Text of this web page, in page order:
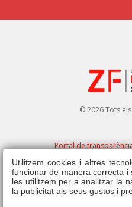
© 2026 Tots
Portal de
Avís legal |Política de privacitat|
d'admissió
Utilitzem cookies i altres
funcionar de manera correcta
les utilitzem per a analitzar la
la publicitat als seus gustos i